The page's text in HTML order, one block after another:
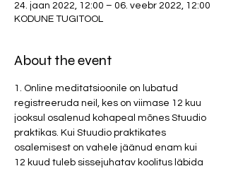
24. jaan 2022, 12:00 – 06. veebr 2022, 12:00
KODUNE TUGITOOL
About the event
1. Online meditatsioonile on lubatud
registreeruda neil, kes on viimase 12 kuu
jooksul osalenud kohapeal mõnes Stuudio
praktikas. Kui Stuudio praktikates
osalemisest on vahele jäänud enam kui
12 kuud tuleb sissejuhatav koolitus läbida